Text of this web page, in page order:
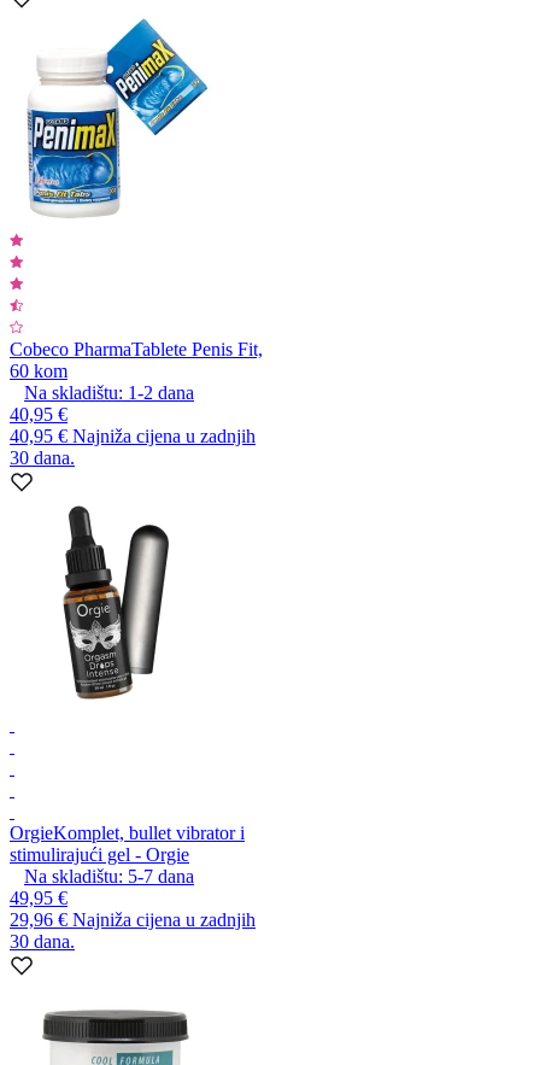
Cobeco PharmaTablete Penis Fit,
60 kom
Na skladištu: 1-2 dana
40,95 €
40,95 € Najniža cijena u zadnjih
30 dana.
OrgieKomplet, bullet vibrator i
stimulirajući gel - Orgie
Na skladištu: 5-7 dana
49,95 €
29,96 € Najniža cijena u zadnjih
30 dana.